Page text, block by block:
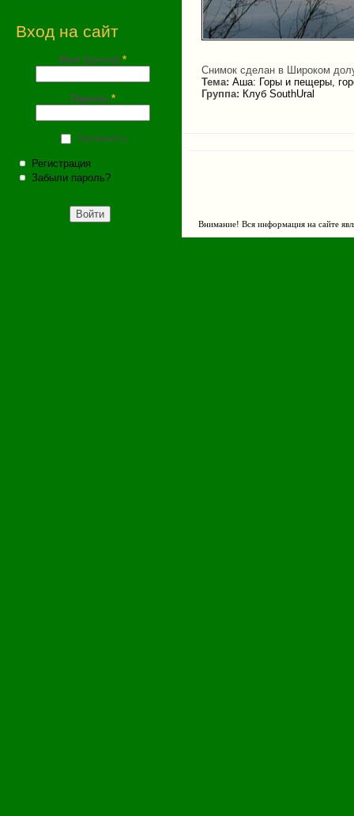
Вход на сайт
Имя (почта) *
Пароль *
Запомнить
Регистрация
Забыли пароль?
Снимок сделан в Широком
Тема: Аша: Горы и пещеры,
Группа: Клуб SouthUral
Внимание! Вся информация на сайте